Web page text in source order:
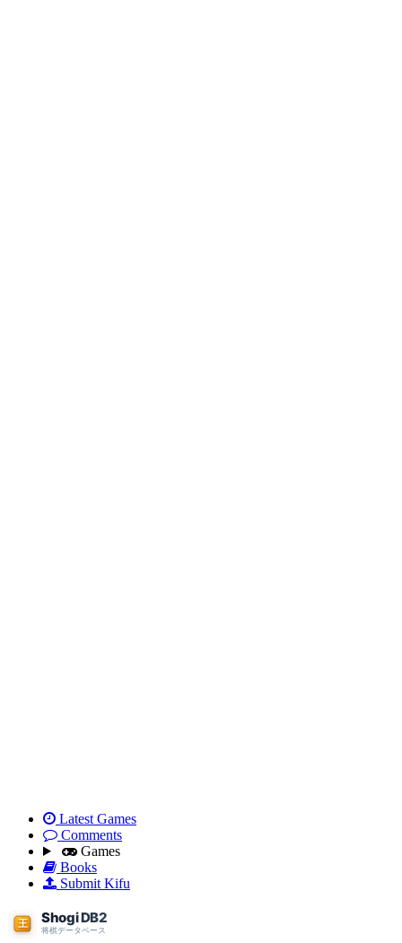
Latest Games
Comments
Games
Books
Submit Kifu